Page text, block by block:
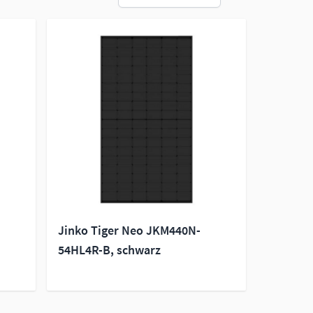
Jinko Tiger Neo JKM440N-
54HL4R-B, schwarz